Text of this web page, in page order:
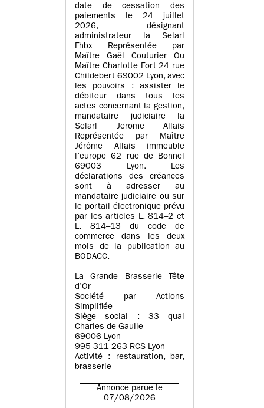
date de cessation des
paiements le 24 juillet
2026, désignant
administrateur la Selarl
Fhbx Représentée par
Maître Gaël Couturier Ou
Maître Charlotte Fort 24 rue
Childebert 69002 Lyon, avec
les pouvoirs : assister le
débiteur dans tous les
actes concernant la gestion,
mandataire judiciaire la
Selarl Jerome Allais
Représentée par Maître
Jérôme Allais immeuble
l’europe 62 rue de Bonnel
69003 Lyon. Les
déclarations des créances
sont à adresser au
mandataire judiciaire ou sur
le portail électronique prévu
par les articles L. 814–2 et
L. 814–13 du code de
commerce dans les deux
mois de la publication au
BODACC.
La Grande Brasserie Tête
d’Or
Société par Actions
Simplifiée
Siège social : 33 quai
Charles de Gaulle
69006 Lyon
995 311 263 RCS Lyon
Activité : restauration, bar,
brasserie
Annonce parue le
07/08/2026